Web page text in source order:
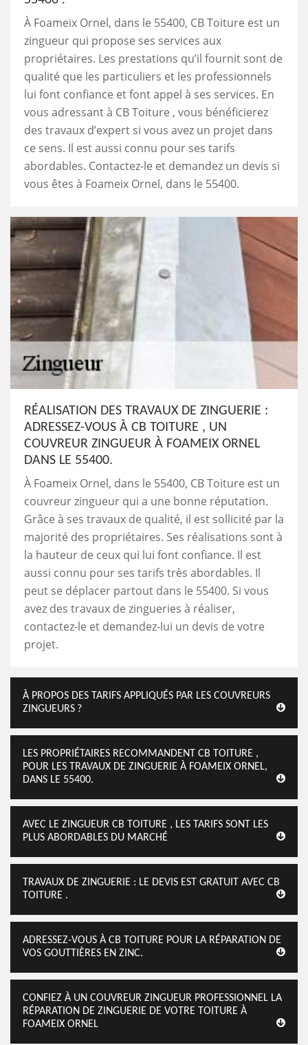
À Foameix Ornel, dans le 55400, CB Toiture est un
zingueur qui propose ses services aux
propriétaires. Les prestations qu’il fournit sont de
qualité que les particuliers et les professionnels
lui font confiance et font appel à ses services. En
vous adressant à CB Toiture , vous bénéficierez
des travaux d’expert si vous avez un projet dans
ce sens. Il est aussi connu pour ses tarifs
abordables. Contactez-le et demandez un devis si
vous êtes à Foameix Ornel, dans le 55400.
RÉALISATION DES TRAVAUX DE ZINGUERIE :
ADRESSEZ-VOUS À CB TOITURE , UN
COUVREUR ZINGUEUR À FOAMEIX ORNEL
DANS LE 55400.
À Foameix Ornel, dans le 55400, CB Toiture est un
couvreur zingueur qui a une bonne réputation.
Grâce à ses travaux de qualité, il est sollicité par la
majorité des propriétaires. Ses réalisations sont à
la hauteur de ceux qui lui font confiance. Il est
aussi connu pour ses tarifs très abordables. Il
peut se déplacer partout dans le 55400. Si vous
avez des travaux de zingueries à réaliser,
contactez-le et demandez-lui un devis de votre
projet.
À PROPOS DES TARIFS APPLIQUÉS PAR LES COUVREURS
ZINGUEURS ?
LES PROPRIÉTAIRES RECOMMANDENT CB TOITURE ,
POUR LES TRAVAUX DE ZINGUERIE À FOAMEIX ORNEL,
DANS LE 55400.
AVEC LE ZINGUEUR CB TOITURE , LES TARIFS SONT LES
PLUS ABORDABLES DU MARCHÉ
TRAVAUX DE ZINGUERIE : LE DEVIS EST GRATUIT AVEC CB
TOITURE .
ADRESSEZ-VOUS À CB TOITURE POUR LA RÉPARATION DE
VOS GOUTTIÈRES EN ZINC.
CONFIEZ À UN COUVREUR ZINGUEUR PROFESSIONNEL LA
RÉPARATION DE ZINGUERIE DE VOTRE TOITURE À
FOAMEIX ORNEL